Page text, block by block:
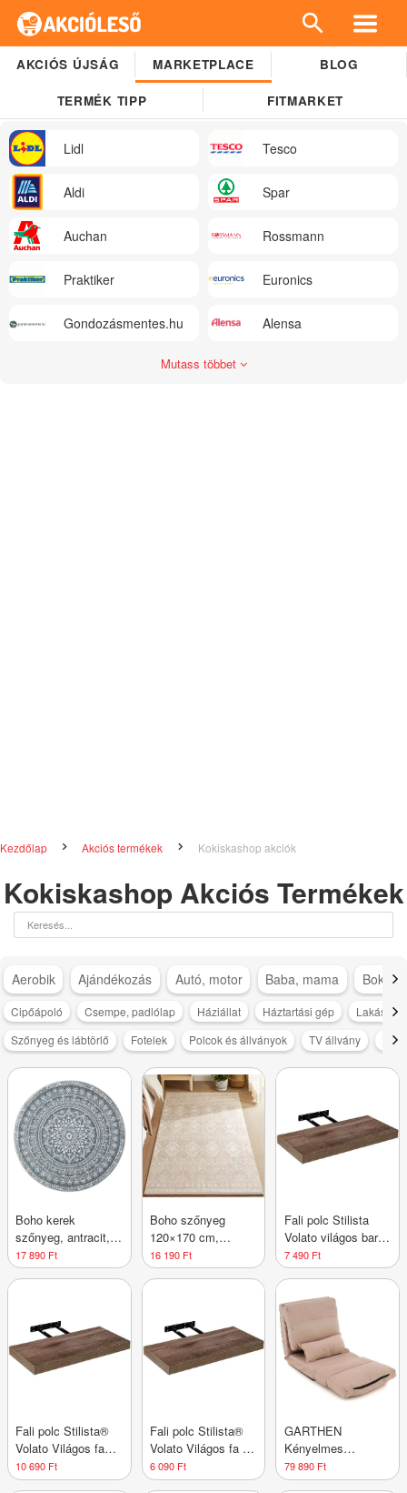
AKCIÓS ÚJSÁG MARKETPLACE BLOG
TERMÉK TIPP FITMARKET
Lidl Tesco
Aldi Spar
Auchan Rossmann
Praktiker Euronics
Gondozásmentes.hu Alensa
Mutass többet
Kezdőlap Akciós termékek Kokiskashop akciók
Kokiskashop Akciós Termékek
Aerobik Ajándékozás Autó, motor Baba, mama
Cipőápoló Csempe, padlólap Háziállat Háztartási gép
Szőnyeg és lábtörlő
Fotelek Polcok és állványok TV állvány TV
Boho kerek
szőnyeg, antracit,
csúszásgátló, 160
cm
17 890 Ft
Boho szőnyeg
120×170 cm,
csúszásgátló, bézs
16 190 Ft
Fali polc Stilista
Volato világos barna
70 cm
7 490 Ft
Fali polc Stilista®
Volato Világos fa
110 cm
10 690 Ft
Fali polc Stilista®
Volato Világos fa 60
cm
6 090 Ft
GARTHEN
Kényelmes
összecsukható
szék 220 x 60 x 14
79 890 Ft